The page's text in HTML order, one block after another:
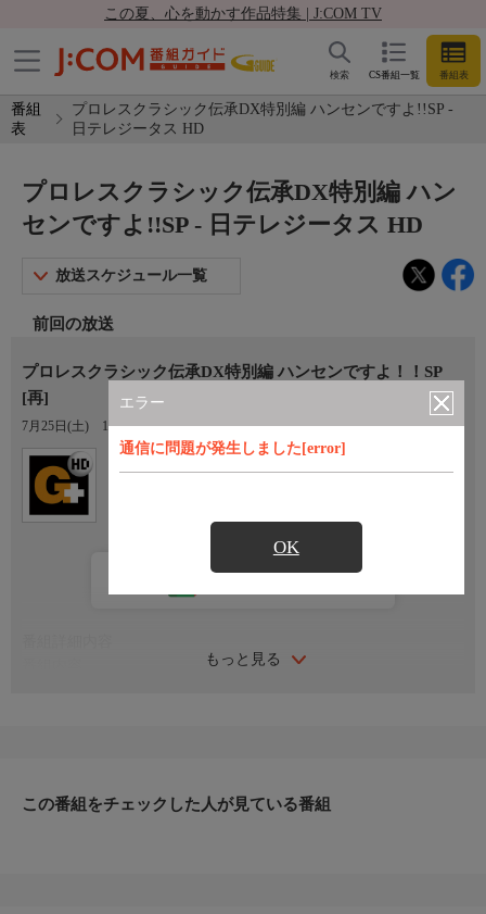
この夏、心を動かす作品特集 | J:COM TV
CS番組一覧 番組表
検索
番組
表
プロレスクラシック伝承DX特別編 ハンセンですよ!!SP -
日テレジータス HD
エラー
通信に問題が発生しました[error]
OK
プロレスクラシック伝承DX特別編 ハン
センですよ!!SP - 日テレジータス HD
放送スケジュール一覧
前回の放送
プロレスクラシック伝承DX特別編 ハンセンですよ！！SP
[再]
7月25日(土) 17:00〜19:00
Ch.404
日テレジータス HD
もっと見る
けることで、
この番組をチェックした人が見ている番組